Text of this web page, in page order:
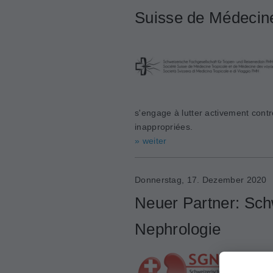
Suisse de
s'engage à lutter activement
inappropriées.
» weiter
Donnerstag, 17. Dezember 2020
Neuer Partner:
Nephrologie